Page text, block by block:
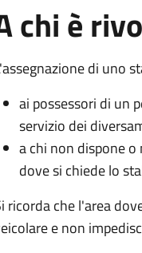
chi è
di uno
ai possessori di un
servizio dei
a chi non dispone
dove si chiede lo
ricorda che l'area
e non